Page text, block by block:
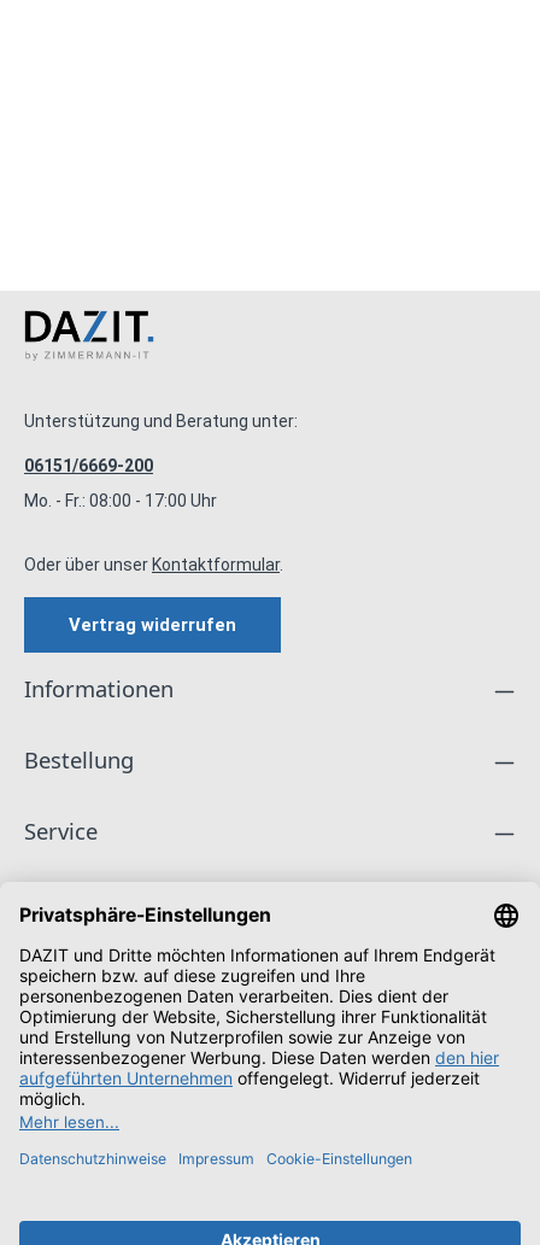
Unterstützung und Beratung unter:
06151/6669-200
Mo. - Fr.: 08:00 - 17:00 Uhr
Oder über unser Kontaktformular.
Vertrag widerrufen
Informationen
Bestellung
Service
Unternehmen
Folge uns
Zahlungsarten
Versandarten